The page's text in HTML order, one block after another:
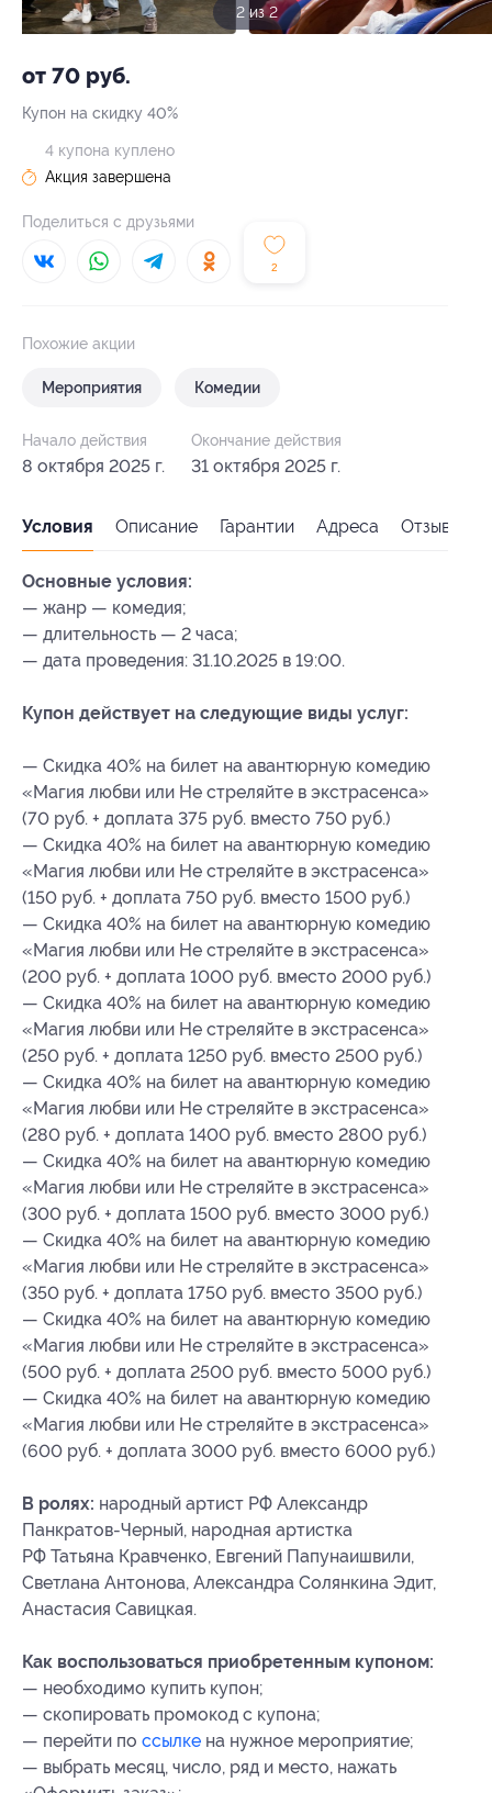
2 из 2
от 70 руб.
Купон на скидку 40%
2
4 купона куплено
Акция завершена
Поделиться с друзьями
Похожие акции
Мероприятия Комедии
Начало действия
8 октября 2025 г.
Окончание действия
31 октября 2025 г.
Условия Описание Гарантии Адреса Отзывы
Основные условия:
— жанр — комедия;
— длительность — 2 часа;
— дата проведения: 31.10.2025 в 19:00.
Купон действует на следующие виды услуг:
— Скидка 40% на билет на авантюрную комедию
«Магия любви или Не стреляйте в экстрасенса»
(70 руб. + доплата 375 руб. вместо 750 руб.)
— Скидка 40% на билет на авантюрную комедию
«Магия любви или Не стреляйте в экстрасенса»
(150 руб. + доплата 750 руб. вместо 1500 руб.)
— Скидка 40% на билет на авантюрную комедию
«Магия любви или Не стреляйте в экстрасенса»
(200 руб. + доплата 1000 руб. вместо 2000 руб.)
— Скидка 40% на билет на авантюрную комедию
«Магия любви или Не стреляйте в экстрасенса»
(250 руб. + доплата 1250 руб. вместо 2500 руб.)
— Скидка 40% на билет на авантюрную комедию
«Магия любви или Не стреляйте в экстрасенса»
(280 руб. + доплата 1400 руб. вместо 2800 руб.)
— Скидка 40% на билет на авантюрную комедию
«Магия любви или Не стреляйте в экстрасенса»
(300 руб. + доплата 1500 руб. вместо 3000 руб.)
— Скидка 40% на билет на авантюрную комедию
«Магия любви или Не стреляйте в экстрасенса»
(350 руб. + доплата 1750 руб. вместо 3500 руб.)
— Скидка 40% на билет на авантюрную комедию
«Магия любви или Не стреляйте в экстрасенса»
(500 руб. + доплата 2500 руб. вместо 5000 руб.)
— Скидка 40% на билет на авантюрную комедию
«Магия любви или Не стреляйте в экстрасенса»
(600 руб. + доплата 3000 руб. вместо 6000 руб.)
В ролях: народный артист РФ Александр
Панкратов-Черный, народная артистка
РФ Татьяна Кравченко, Евгений Папунаишвили,
Светлана Антонова, Александра Солянкина Эдит,
Анастасия Савицкая.
Как воспользоваться приобретенным купоном:
— необходимо купить купон;
— скопировать промокод с купона;
— перейти по ссылке на нужное мероприятие;
— выбрать месяц, число, ряд и место, нажать